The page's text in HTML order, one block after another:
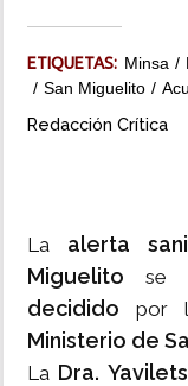
IMPRESO
ETIQUETAS: Minsa
San Miguelito
Redacción Crítica
La alerta
Miguelito se
decidido por
Ministerio de
La Dra.